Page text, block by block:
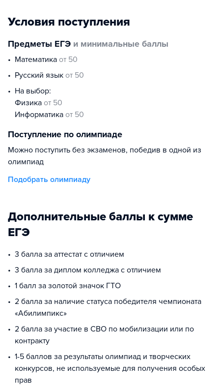
Условия поступления
Предметы ЕГЭ и минимальные баллы
математика от 50
русский язык от 50
На выбор:
физика от 50
информатика от 50
Поступление по олимпиаде
Можно поступить без экзаменов, победив в одной из
олимпиад
Подобрать олимпиаду
Дополнительные баллы к сумме
ЕГЭ
3 балла за аттестат с отличием
3 балла за диплом колледжа с отличием
1 балл за золотой значок ГТО
2 балла за наличие статуса победителя чемпионата
«Абилимпикс»
2 балла за участие в СВО по мобилизации или по
контракту
1-5 баллов за результаты олимпиад и творческих
конкурсов, не используемые для получения особых
прав